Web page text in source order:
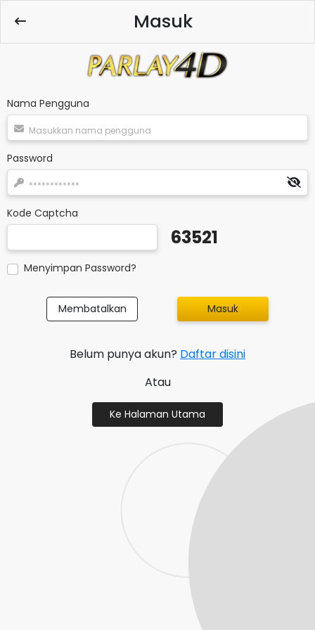
Masuk
Nama Pengguna
Password
Kode Captcha
63521
Menyimpan Password?
Membatalkan Masuk
Belum punya akun? Daftar disini
Atau
Ke Halaman Utama